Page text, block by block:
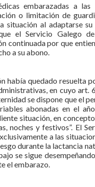
embarazadas a
o limitación de
situación al adaptarse
el Servicio Galego
continuada por que
a su abono.
había quedado resuelta
en cuyo art.
se dispone que el
abonadas en el
situación, en
noches y festivos”. El
a las
durante la lactancia
se sigue
el embarazo.